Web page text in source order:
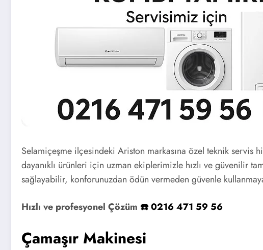
Selamiçeşme ilçesindeki Ariston markasına özel teknik servis
dayanıklı ürünleri için uzman ekiplerimizle hızlı ve güvenilir
sağlayabilir, konforunuzdan ödün vermeden güvenle
Hızlı ve profesyonel Çözüm ☎️ 0216 471 59 56
Çamaşır Makinesi